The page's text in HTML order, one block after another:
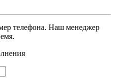
телефона. Наш менеджер